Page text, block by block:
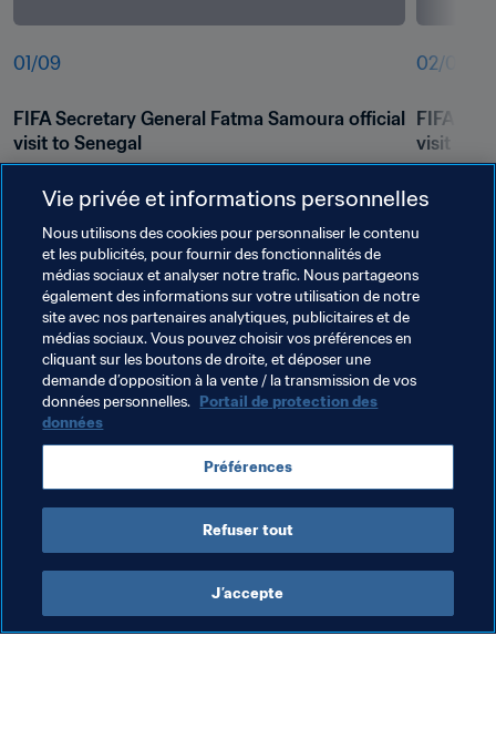
01 /09
FIFA Secretary General Fatma Samoura official
visit to Senegal
02/09
FIFA
visit to
Thèmes en lien
Football Féminin Organisation Organisation
Senegal CAF
Vie privée et informations personnelles
Nous utilisons des cookies pour personnaliser le contenu
et les publicités, pour fournir des fonctionnalités de
médias sociaux et analyser notre trafic. Nous partageons
également des informations sur votre utilisation de notre
site avec nos partenaires analytiques, publicitaires et de
médias sociaux. Vous pouvez choisir vos préférences en
cliquant sur les boutons de droite, et déposer une
demande d’opposition à la vente / la transmission de vos
données personnelles. Portail de protection des
données
Préférences
Refuser tout
J’accepte